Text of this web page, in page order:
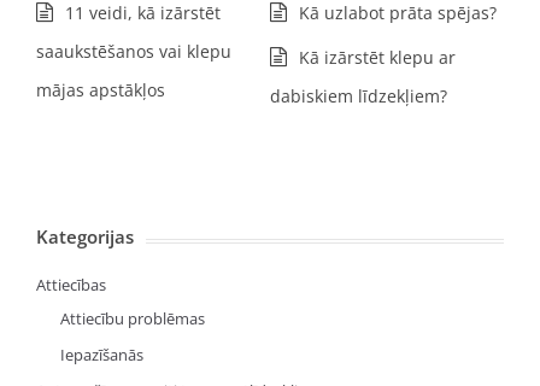
11 veidi, kā izārstēt
saaukstēšanos vai klepu
mājas apstākļos
Kā uzlabot prāta spējas?
Kā izārstēt klepu ar
dabiskiem līdzekļiem?
Kategorijas
Attiecības
Attiecību problēmas
Iepazīšanās